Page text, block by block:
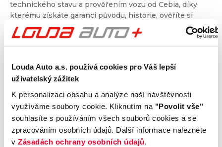
Louda Auto a.s. používá cookies pro Váš lepší
uživatelský zážitek
K personalizaci obsahu a analýze naší návštěvnosti
využíváme soubory cookie. Kliknutím na "Povolit vše"
souhlasíte s používáním všech souborů cookies a se
zpracováním osobních údajů. Další informace naleznete
v Zásadách ochrany osobních údajů.
technického stavu a prověřením vozu od Cebia, díky
kterému získáte garanci původu, historie, ověříte si
nájezd kilometrů a získáte i další informace. Dvojité
prověření pro jistotu při nákupu.
Kontrola technického stavu
Převodovka a spojka
Nápravy a podvozek
Výfuková soustava
Brzdy